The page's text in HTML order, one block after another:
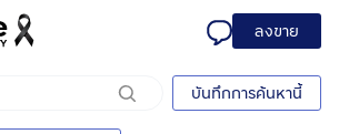
ลงขาย
บันทึกการค้นหานี้